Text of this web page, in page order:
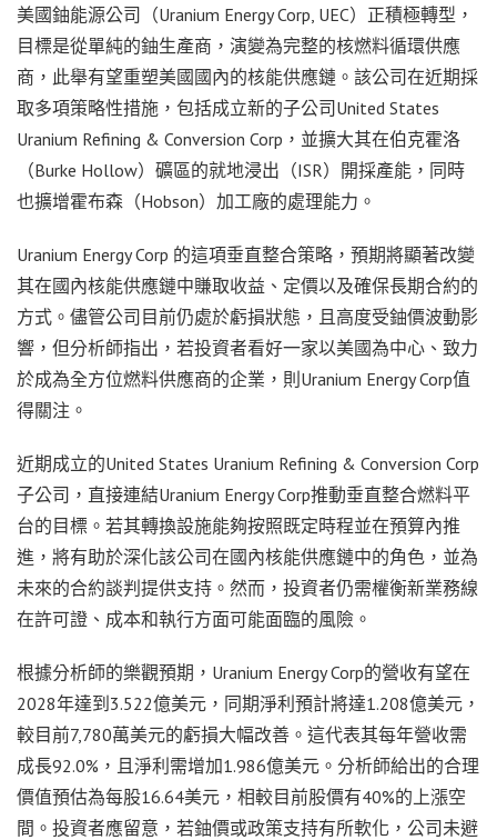
美國鈾能源公司（Uranium Energy Corp, UEC）正積極轉型，
目標是從單純的鈾生產商，演變為完整的核燃料循環供應
商，此舉有望重塑美國國內的核能供應鏈。該公司在近期採
取多項策略性措施，包括成立新的子公司United States
Uranium Refining & Conversion Corp，並擴大其在伯克霍洛
（Burke Hollow）礦區的就地浸出（ISR）開採產能，同時
也擴增霍布森（Hobson）加工廠的處理能力。
Uranium Energy Corp 的這項垂直整合策略，預期將顯著改變
其在國內核能供應鏈中賺取收益、定價以及確保長期合約的
方式。儘管公司目前仍處於虧損狀態，且高度受鈾價波動影
響，但分析師指出，若投資者看好一家以美國為中心、致力
於成為全方位燃料供應商的企業，則Uranium Energy Corp值
得關注。
近期成立的United States Uranium Refining & Conversion Corp
子公司，直接連結Uranium Energy Corp推動垂直整合燃料平
台的目標。若其轉換設施能夠按照既定時程並在預算內推
進，將有助於深化該公司在國內核能供應鏈中的角色，並為
未來的合約談判提供支持。然而，投資者仍需權衡新業務線
在許可證、成本和執行方面可能面臨的風險。
根據分析師的樂觀預期，Uranium Energy Corp的營收有望在
2028年達到3.522億美元，同期淨利預計將達1.208億美元，
較目前7,780萬美元的虧損大幅改善。這代表其每年營收需
成長92.0%，且淨利需增加1.986億美元。分析師給出的合理
價值預估為每股16.64美元，相較目前股價有40%的上漲空
間。投資者應留意，若鈾價或政策支持有所軟化，公司未避